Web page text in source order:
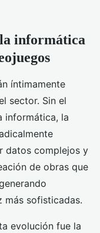
informática
íntimamente
sector. Sin el
informática, la
datos complejos y
de obras que
más sofisticadas.
evolución fue la